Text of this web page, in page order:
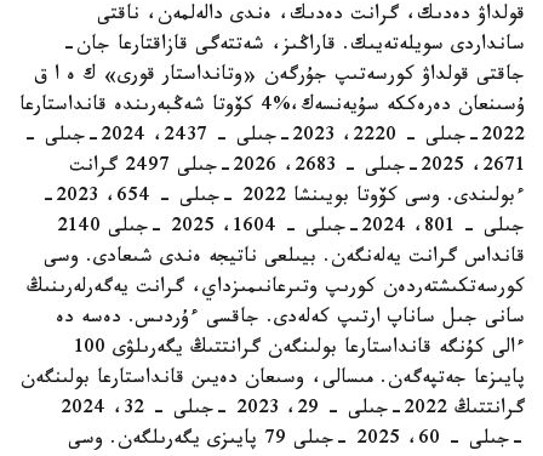
قولداۋ دەدىك، گرانت دەدىك، ەندى دالەلمەن، ناقتى
سانداردى سويلەتەيىك. قاراڭىز، شەتتەگى قازاقتارعا جان-
جاقتى قولداۋ كورسەتىپ جۇرگەن «وتانداستار قورى» ك ە ا ق
ۇسىنعان دەرەككە سۇيەنسەك،%4 كۆوتا شەڭبەرىندە قانداستارعا
2022-جىلى – 2220، 2023-جىلى – 2437، 2024-جىلى –
2671، 2025-جىلى – 2683، 2026-جىلى 2497 گرانت
ءبولىندى. وسى كۆوتا بويىنشا 2022 -جىلى – 654، 2023-
جىلى – 801، 2024-جىلى – 1604، 2025 -جىلى 2140
قانداس گرانت يەلەنگەن. بيىلعى ناتيجە ەندى شىعادى. وسى
كورسەتكىشتەردەن كورىپ وتىرعانىمىزداي، گرانت يەگەرلەرىنىڭ
سانى جىل ساناپ ارتىپ كەلەدى. جاقسى ءۇردىس. دەسە دە
ءالى كۇنگە قانداستارعا بولىنگەن گرانتتىڭ يگەرىلۋى 100
پايىزعا جەتپەگەن. مىسالى، وسىعان دەيىن قانداستارعا بولىنگەن
گرانتتىڭ 2022-جىلى – 29، 2023 -جىلى – 32، 2024
-جىلى – 60، 2025 -جىلى 79 پايىزى يگەرىلگەن. وسى